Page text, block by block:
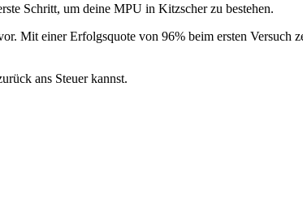
Schritt, um deine MPU in Kitzscher zu bestehen.
Mit einer Erfolgsquote von 96% beim ersten Versuch
ans Steuer kannst.